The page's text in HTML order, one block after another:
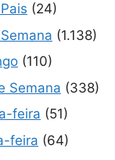
(24)
(1.138)
(110)
Semana (338)
feira (51)
feira (64)